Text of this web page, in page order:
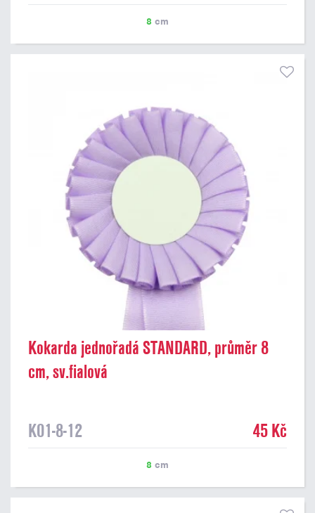
8 cm
Kokarda jednořadá STANDARD, průměr 8
cm, sv.fialová
K01-8-12 45 Kč
8 cm